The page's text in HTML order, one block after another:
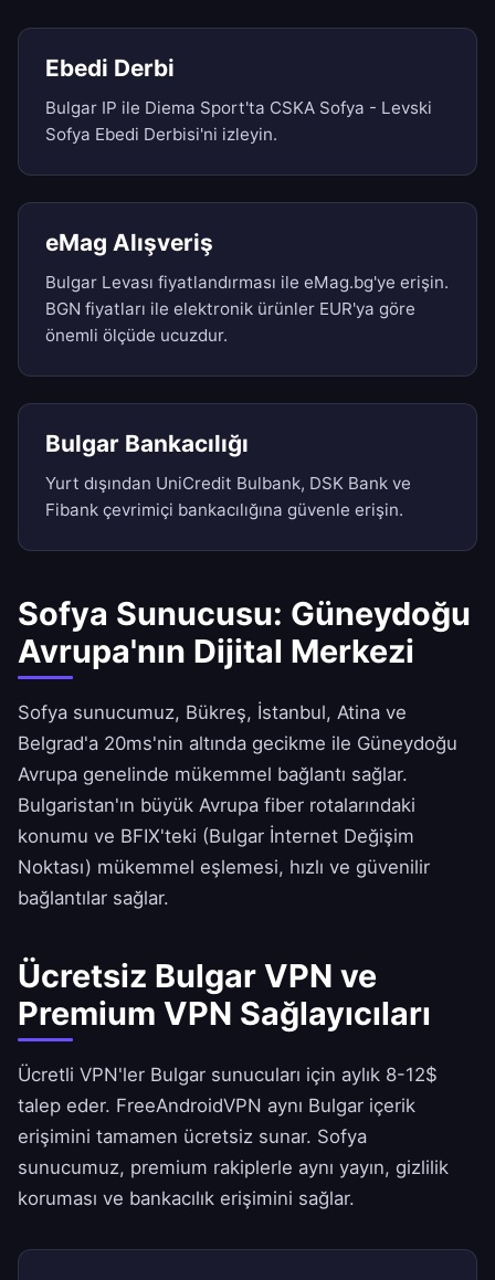
Ebedi Derbi
Bulgar IP ile Diema Sport'ta CSKA Sofya - Levski
Sofya Ebedi Derbisi'ni izleyin.
eMag Alışveriş
Bulgar Levası fiyatlandırması ile eMag.bg'ye erişin.
BGN fiyatları ile elektronik ürünler EUR'ya göre
önemli ölçüde ucuzdur.
Bulgar Bankacılığı
Yurt dışından UniCredit Bulbank, DSK Bank ve
Fibank çevrimiçi bankacılığına güvenle erişin.
Sofya Sunucusu: Güneydoğu
Avrupa'nın Dijital Merkezi
Sofya sunucumuz, Bükreş, İstanbul, Atina ve
Belgrad'a 20ms'nin altında gecikme ile Güneydoğu
Avrupa genelinde mükemmel bağlantı sağlar.
Bulgaristan'ın büyük Avrupa fiber rotalarındaki
konumu ve BFIX'teki (Bulgar İnternet Değişim
Noktası) mükemmel eşlemesi, hızlı ve güvenilir
bağlantılar sağlar.
Ücretsiz Bulgar VPN ve
Premium VPN Sağlayıcıları
Ücretli VPN'ler Bulgar sunucuları için aylık 8-12$
talep eder. FreeAndroidVPN aynı Bulgar içerik
erişimini tamamen ücretsiz sunar. Sofya
sunucumuz, premium rakiplerle aynı yayın, gizlilik
koruması ve bankacılık erişimini sağlar.